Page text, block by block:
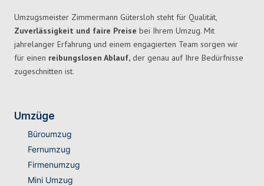
Umzugsmeister Zimmermann Gütersloh steht für Qualität,
Zuverlässigkeit und faire Preise bei Ihrem Umzug. Mit
jahrelanger Erfahrung und einem engagierten Team sorgen wir
für einen reibungslosen Ablauf, der genau auf Ihre Bedürfnisse
zugeschnitten ist.
Umzüge
Büroumzug
Fernumzug
Firmenumzug
Mini Umzug